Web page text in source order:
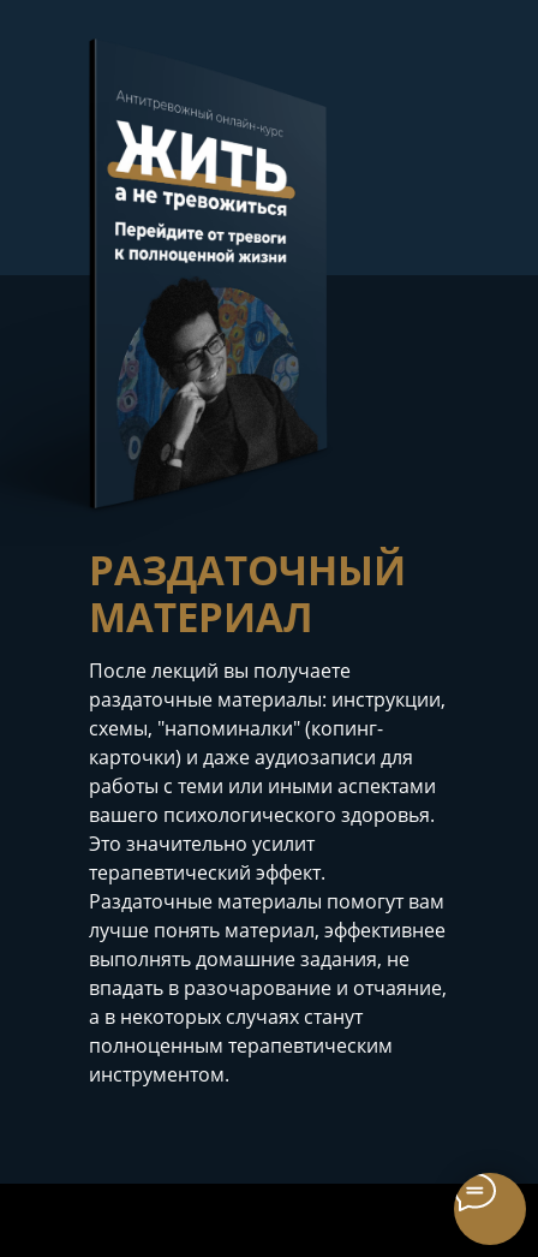
После лекций вы получаете
раздаточные материалы: инструкции,
схемы, "напоминалки" (копинг-
карточки) и даже аудиозаписи для
работы с теми или иными аспектами
вашего психологического здоровья.
Это значительно усилит
терапевтический эффект.
Раздаточные материалы помогут вам
лучше понять материал, эффективнее
выполнять домашние задания, не
впадать в разочарование и отчаяние,
а в некоторых случаях станут
полноценным терапевтическим
инструментом.
РАЗДАТОЧНЫЙ
МАТЕРИАЛ